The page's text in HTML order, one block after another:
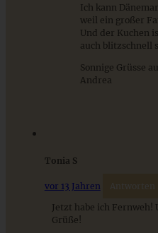
Französischer Apfelkuchen
pommes – saftig, fruchtig,
saftig und gelingsicher
Ich kann
weil ein großer
Und der Kuchen
auch blitzschnell
Sonnige Grüsse
Andrea
Tonia S
vor 13 Jahren Antworten
Jetzt habe ich
Grüße!